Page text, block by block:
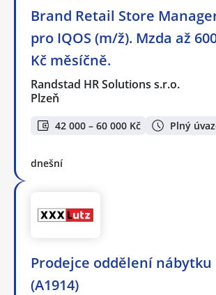
Brand Retail Store
pro IQOS (m/ž). Mzda až
Kč měsíčně.
Randstad HR Solutions s.r.o.
Plzeň
42 000 – 60 000 Kč Plný
dnešní
Prodejce oddělení nábytku
(A1914)